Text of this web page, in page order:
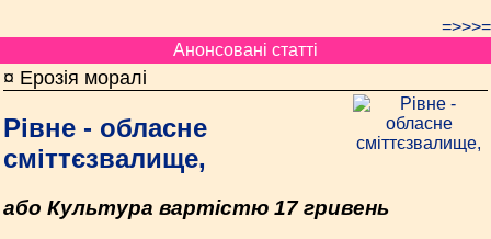
=>>>=
Анонсовані статті
¤ Ерозія моралі
Рівне - обласне
сміттєзвалище,
або Культура вартістю 17 гривень